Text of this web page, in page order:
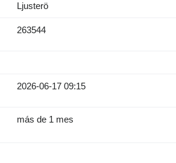
Ljusterö
263544
2026-06-17 09:15
más de 1 mes